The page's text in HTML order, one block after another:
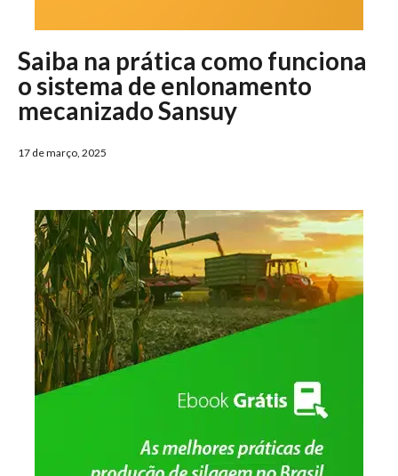
Saiba na prática como funciona
o sistema de enlonamento
mecanizado Sansuy
17 de março, 2025